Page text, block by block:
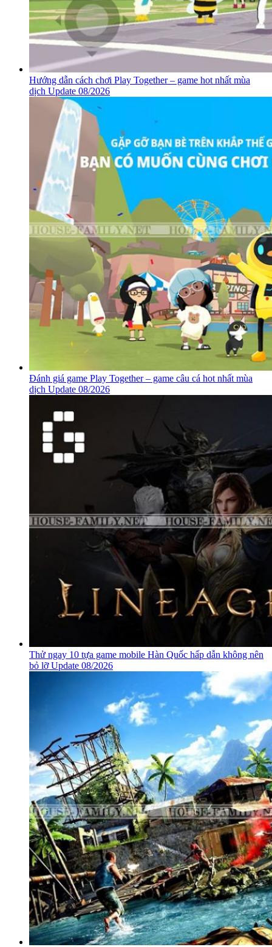
Hướng dẫn cách chơi Play Together – game hot nhất mùa
dịch Update 08/2026
Đánh giá game Play Together – game câu cá hot nhất mùa
dịch Update 08/2026
Thử ngay 10 tựa game mobile Hàn Quốc hấp dẫn không nên
bỏ lỡ Update 08/2026